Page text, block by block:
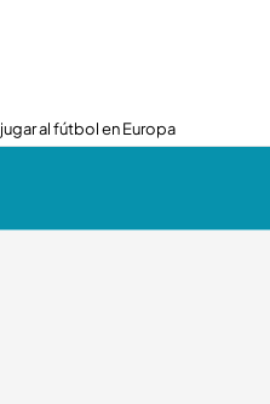
al fútbol en Europa